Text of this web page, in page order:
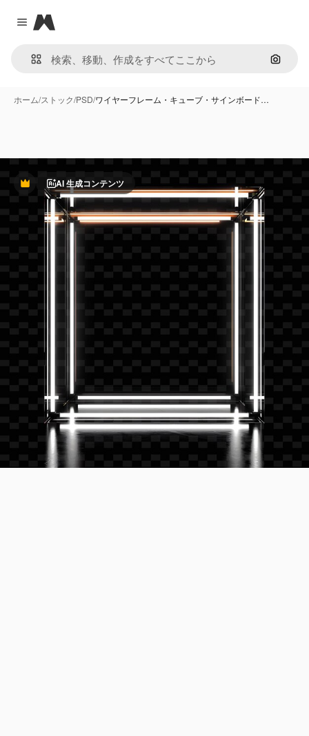
Close menu
Magnific
画像で
ホーム/ストック/PSD/ワイヤーフレーム・キューブ・サインボード…
PremiumAI 生成コンテンツ